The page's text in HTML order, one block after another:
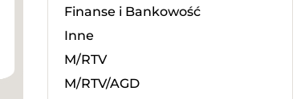
Finanse i Bankowość
Inne
M/RTV
M/RTV/AGD